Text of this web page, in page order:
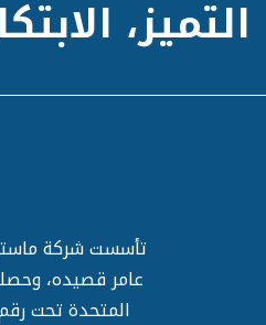
التميز،
عامر قصيده،